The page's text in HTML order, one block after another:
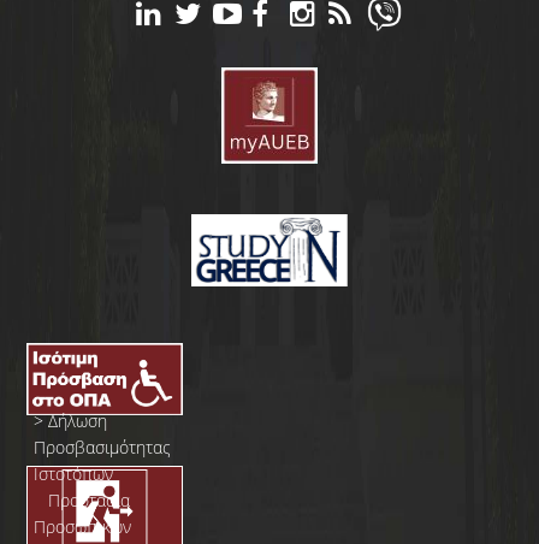
>Δήλωση
Προσβασιμότητας
Ιστοτόπων
Προστασία
Προσωπικών